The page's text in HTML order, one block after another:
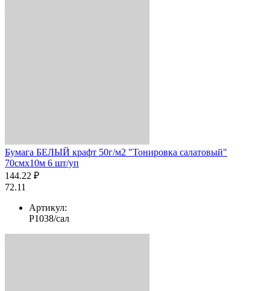
Бумага БЕЛЫЙ крафт 50г/м2 "Тонировка салатовый"
70смх10м 6 шт/уп
144.22 ₽
72.11
Артикул:
Р1038/сал